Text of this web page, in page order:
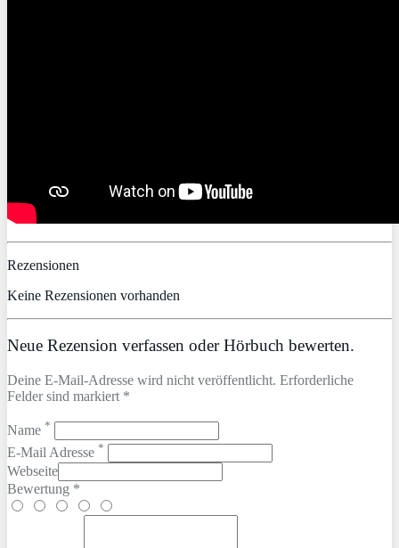
Rezensionen
Keine Rezensionen vorhanden
Neue Rezension verfassen oder Hörbuch bewerten.
Deine E-Mail-Adresse wird nicht veröffentlicht. Erforderliche
Felder sind markiert *
Name *
E-Mail Adresse *
Webseite
Bewertung *